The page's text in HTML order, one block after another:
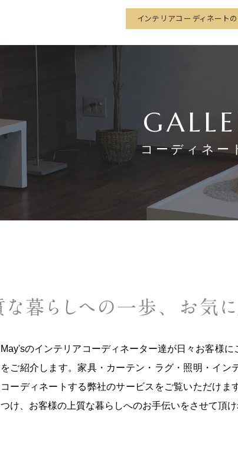
インテリアコーディネート
コーディネー
May'sのインテリアコーディネーター達が日々お客様
をご紹介します。家具・カーテン・ラグ・照明・イン
コーディネートする弊社のサービスをご覧いただけま
つけ、お客様の上質な暮らしへのお手伝いをさせて頂け